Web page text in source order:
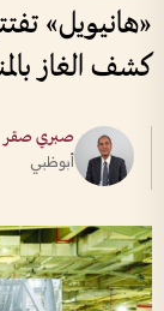
«هانيويل»
كشف الغاز
صبري صقر
أبوظبي